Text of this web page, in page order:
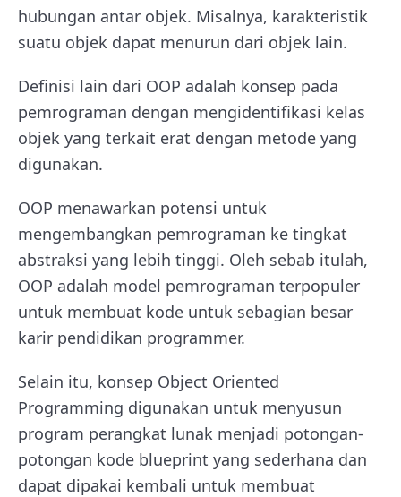
hubungan antar objek. Misalnya, karakteristik
suatu objek dapat menurun dari objek lain.
Definisi lain dari OOP adalah konsep pada
pemrograman dengan mengidentifikasi kelas
objek yang terkait erat dengan metode yang
digunakan.
OOP menawarkan potensi untuk
mengembangkan pemrograman ke tingkat
abstraksi yang lebih tinggi. Oleh sebab itulah,
OOP adalah model pemrograman terpopuler
untuk membuat kode untuk sebagian besar
karir pendidikan programmer.
Selain itu, konsep Object Oriented
Programming digunakan untuk menyusun
program perangkat lunak menjadi potongan-
potongan kode blueprint yang sederhana dan
dapat dipakai kembali untuk membuat